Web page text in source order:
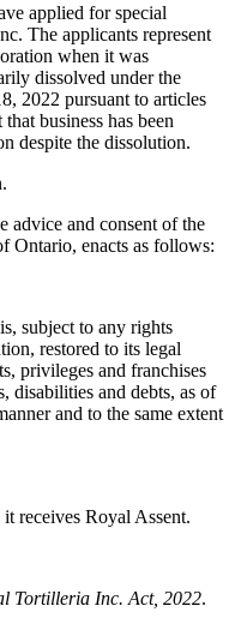
applied for special
The applicants represent
when it was
dissolved under the
2022 pursuant to articles
business has been
despite the dissolution.
advice and consent of the
Ontario, enacts as follows:
subject to any rights
restored to its legal
privileges and franchises
disabilities and debts, as of
and to the same extent
receives Royal Assent.
Tortilleria Inc. Act, 2022.